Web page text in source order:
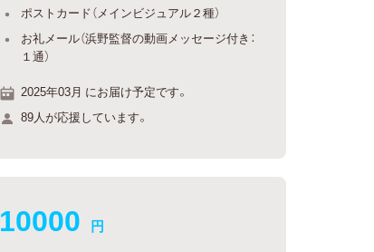
ポストカード（メインビジュアル２種）
お礼メール（浜野監督の動画メッセージ付き：
１通）
2025年03月 にお届け予定です。
89人が応援しています。
10000 円